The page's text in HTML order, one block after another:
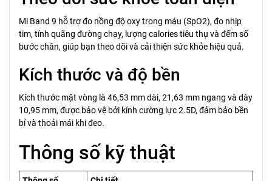
Mi Band 9 hỗ trợ đo nồng độ oxy trong máu (SpO2), đo nhịp
tim, tính quãng đường chạy, lượng calories tiêu thụ và đếm số
bước chân, giúp bạn theo dõi và cải thiện sức khỏe hiệu quả.
Kích thước và độ bền
Kích thước mặt vòng là 46,53 mm dài, 21,63 mm ngang và dày
10,95 mm, được bảo vệ bởi kính cường lực 2.5D, đảm bảo bền
bỉ và thoải mái khi đeo.
Thông số kỹ thuật